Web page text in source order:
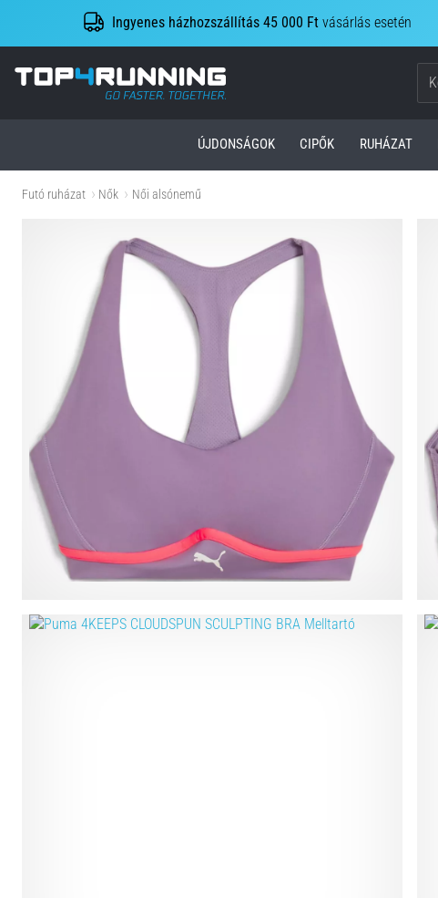
Ingyenes házhozszállítás 45 000 Ft vásárlás esetén
Top4Running.hu
ÚJDONSÁGOK CIPŐK RUHÁZAT
Futó ruházat Nők Női alsónemű